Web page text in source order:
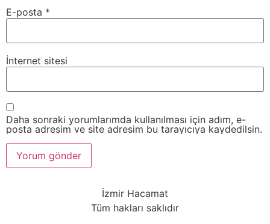
E-posta *
İnternet sitesi
Daha sonraki yorumlarımda kullanılması için adım, e-
posta adresim ve site adresim bu tarayıcıya kaydedilsin.
İzmir Hacamat
Tüm hakları saklıdır